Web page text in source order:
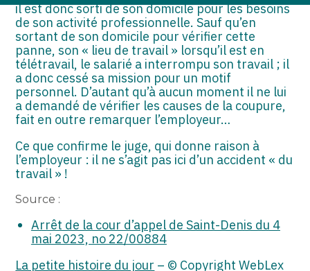
SECTEUR AUDIOVISUEL
il est donc sorti de son domicile pour les besoins
de son activité professionnelle. Sauf qu’en
sortant de son domicile pour vérifier cette
panne, son « lieu de travail » lorsqu’il est en
télétravail, le salarié a interrompu son travail ; il
a donc cessé sa mission pour un motif
personnel. D’autant qu’à aucun moment il ne lui
a demandé de vérifier les causes de la coupure,
fait en outre remarquer l’employeur…
Ce que confirme le juge, qui donne raison à
l’employeur : il ne s’agit pas ici d’un accident « du
travail » !
Source :
Arrêt de la cour d’appel de Saint-Denis du 4
mai 2023, no 22/00884
La petite histoire du jour – © Copyright WebLex